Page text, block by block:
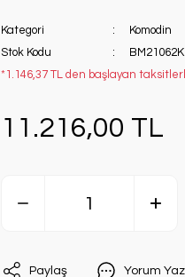
Kategori
Komodin
Stok Kodu
*1.146,37 TL den başlayan
11.216,00 TL
Paylaş Yorum Yaz